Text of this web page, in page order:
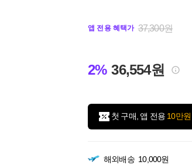
앱 전용 혜택가 37,300원
2% 36,554원
첫 구매, 앱 전용 10만
해외배송 10,000원